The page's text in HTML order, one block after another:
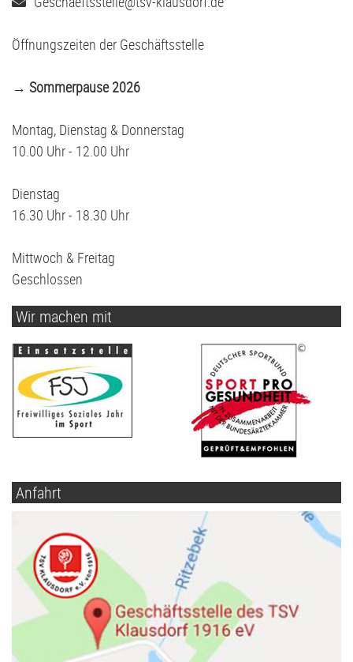
Öffnungszeiten der Geschäftsstelle
→ Sommerpause 2026
Montag, Dienstag & Donnerstag
10.00 Uhr - 12.00 Uhr
Dienstag
16.30 Uhr - 18.30 Uhr
Mittwoch & Freitag
Geschlossen
Wir machen mit
Anfahrt